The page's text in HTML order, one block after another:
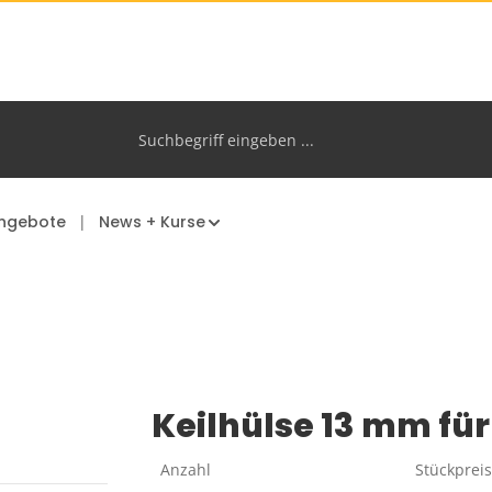
News + Kurse
Keilhülse 13 mm
Anzahl Stückpreis